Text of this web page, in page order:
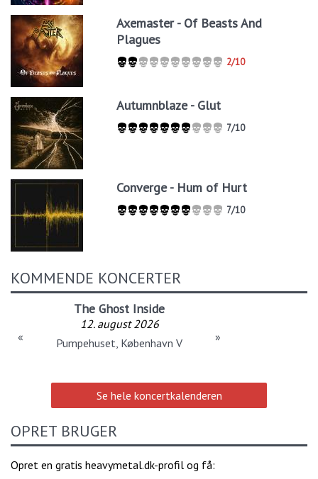
Axemaster - Of Beasts And
Plagues
2/10
Autumnblaze - Glut
7/10
Converge - Hum of Hurt
7/10
KOMMENDE KONCERTER
The Ghost Inside
12. august 2026
Pumpehuset, København V
« »
Se hele koncertkalenderen
OPRET BRUGER
Opret en gratis heavymetal.dk-profil og få: